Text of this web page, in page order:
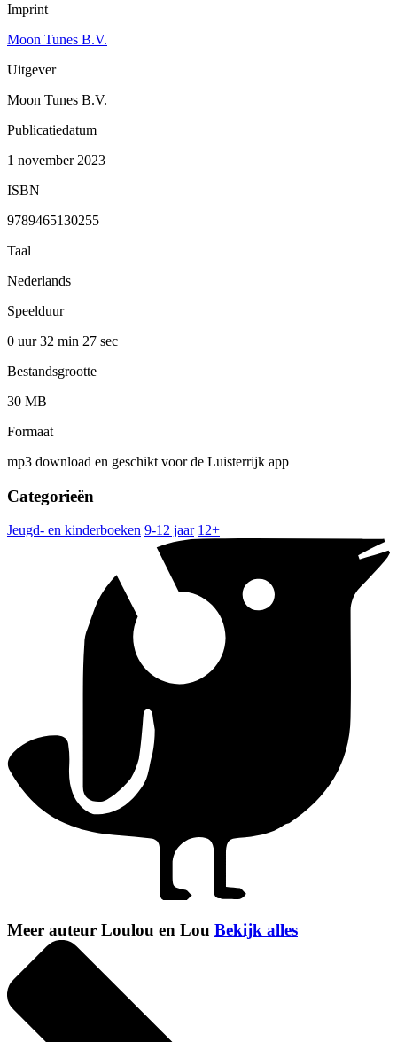
Imprint
Moon Tunes B.V.
Uitgever
Moon Tunes B.V.
Publicatiedatum
1 november 2023
ISBN
9789465130255
Taal
Nederlands
Speelduur
0 uur 32 min 27 sec
Bestandsgrootte
30 MB
Formaat
mp3 download en geschikt voor de Luisterrijk app
Categorieën
Jeugd- en kinderboeken 9-12 jaar 12+
Meer auteur Loulou en Lou Bekijk alles